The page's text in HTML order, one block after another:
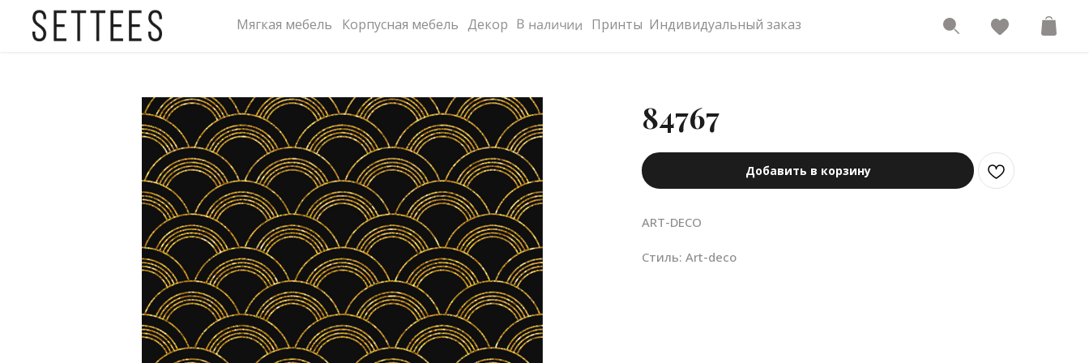
Мягкая мебель Корпусная мебель Декор В наличии Принты Индивидуальный заказ
84767
Добавить в корзину
ART-DECO
Стиль: Art-deco